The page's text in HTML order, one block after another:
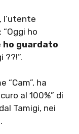
l’utente
ho
ho guardato
??!”.
“Cam”, ha
al 100%” di
Tamigi, nei